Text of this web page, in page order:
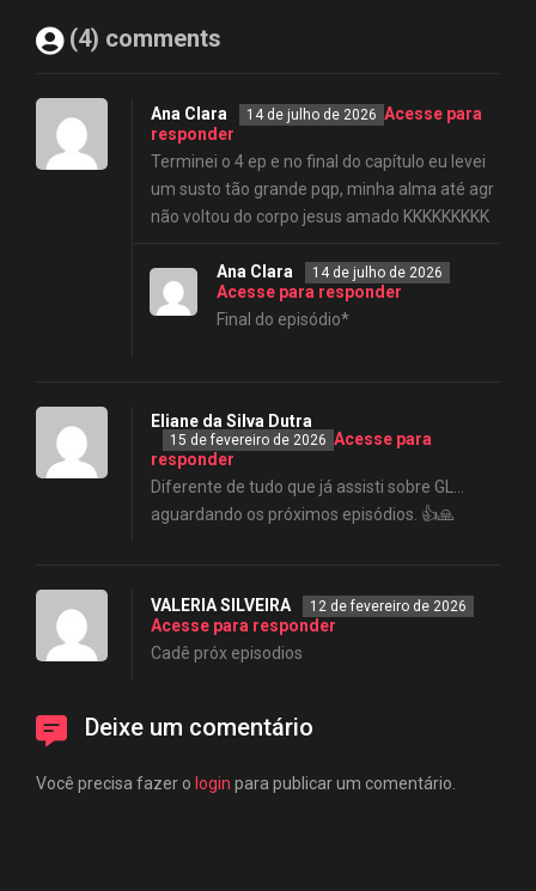
(4) comments
Ana Clara 14 de julho de 2026 Acesse para
responder
Terminei o 4 ep e no final do capítulo eu levei
um susto tão grande pqp, minha alma até agr
não voltou do corpo jesus amado KKKKKKKKK
Ana Clara 14 de julho de 2026
Acesse para responder
Final do episódio*
Eliane da Silva Dutra
15 de fevereiro de 2026 Acesse para
responder
Diferente de tudo que já assisti sobre GL…
aguardando os próximos episódios. 👍🙏
VALERIA SILVEIRA 12 de fevereiro de 2026
Acesse para responder
Cadê próx episodios
Deixe um comentário
Você precisa fazer o login para publicar um comentário.